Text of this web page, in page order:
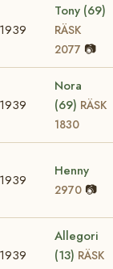
1939
Tony (69)
RÄSK
2077 📷
1939
Nora
(69) RÄSK
1830
1939
Henny
2970 📷
1939
Allegori
(13) RÄSK